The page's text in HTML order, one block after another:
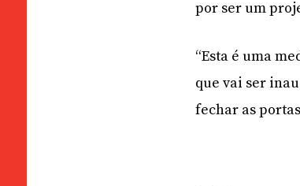
por ser um
“Esta é uma
que vai ser
fechar as